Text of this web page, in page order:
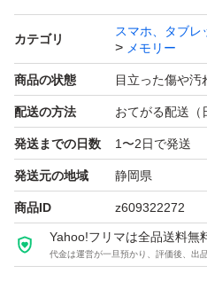
カテゴリ
スマホ、タブレ
メモリー
商品の状態 目立った傷や汚
配送の方法 おてがる配送（
発送までの日数 1〜2日で発送
発送元の地域 静岡県
商品ID z609322272
Yahoo!フリマは全品送料無
代金は運営が一旦預かり、評価後、出